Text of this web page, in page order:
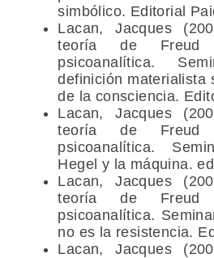
simbólico. Editorial
Lacan, Jacques
teoría de
psicoanalítica.
definición materialista
de la consciencia.
Lacan, Jacques
teoría de
psicoanalítica.
Hegel y la máquina.
Lacan, Jacques
teoría de
psicoanalítica.
no es la resistencia.
Lacan, Jacques